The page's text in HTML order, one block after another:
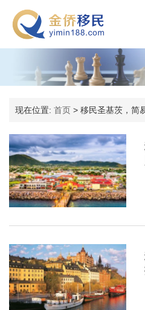
现在位置: 首页 > 移民圣基茨，简